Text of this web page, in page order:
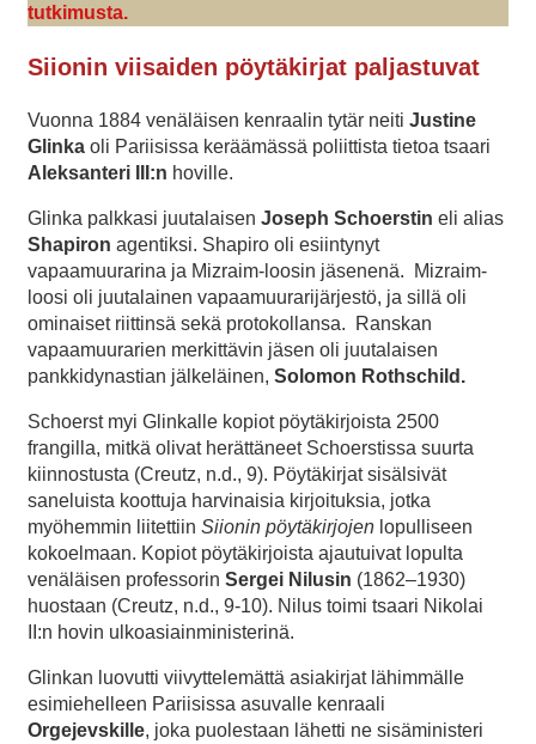
tutkimusta.
Siionin viisaiden pöytäkirjat paljastuvat
Vuonna 1884 venäläisen kenraalin tytär neiti Justine
Glinka oli Pariisissa keräämässä poliittista tietoa tsaari
Aleksanteri III:n hoville.
Glinka palkkasi juutalaisen Joseph Schoerstin eli alias
Shapiron agentiksi. Shapiro oli esiintynyt
vapaamuurarina ja Mizraim-loosin jäsenenä. Mizraim-
loosi oli juutalainen vapaamuurarijärjestö, ja sillä oli
ominaiset riittinsä sekä protokollansa. Ranskan
vapaamuurarien merkittävin jäsen oli juutalaisen
pankkidynastian jälkeläinen, Solomon Rothschild.
Schoerst myi Glinkalle kopiot pöytäkirjoista 2500
frangilla, mitkä olivat herättäneet Schoerstissa suurta
kiinnostusta (Creutz, n.d., 9). Pöytäkirjat sisälsivät
saneluista koottuja harvinaisia kirjoituksia, jotka
myöhemmin liitettiin Siionin pöytäkirjojen lopulliseen
kokoelmaan. Kopiot pöytäkirjoista ajautuivat lopulta
venäläisen professorin Sergei Nilusin (1862–1930)
huostaan (Creutz, n.d., 9-10). Nilus toimi tsaari Nikolai
II:n hovin ulkoasiainministerinä.
Glinkan luovutti viivyttelemättä asiakirjat lähimmälle
esimiehelleen Pariisissa asuvalle kenraali
Orgejevskille, joka puolestaan lähetti ne sisäministeri